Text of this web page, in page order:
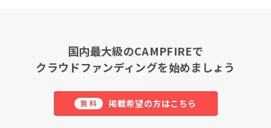
国内最大級のCAMPFIREで
クラウドファンディングを始めましょう
無料 掲載希望の方はこちら